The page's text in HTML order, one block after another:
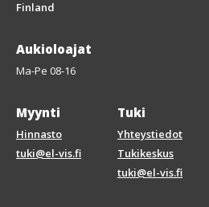
Finland
Myynti
Hinnasto
tuki@el-vis.fi
Tuki
Yhteystiedot
Tukikeskus
tuki@el-vis.fi
Aukioloajat
Ma-Pe 08-16